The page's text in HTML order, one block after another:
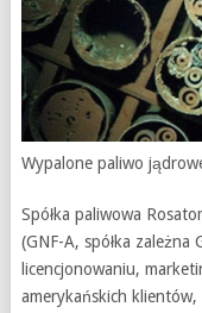
Wypalone paliwo
Spółka paliwowa
(GNF-A, spółka zależna
licencjonowaniu,
amerykańskich klientów,